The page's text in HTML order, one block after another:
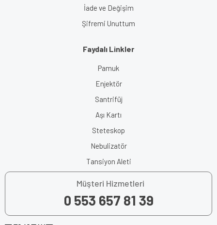
İade ve Değişim
Şifremi Unuttum
Faydalı Linkler
Pamuk
Enjektör
Santrifüj
Aşı Kartı
Steteskop
Nebulizatör
Tansiyon Aleti
Müşteri Hizmetleri
0 553 657 81 39